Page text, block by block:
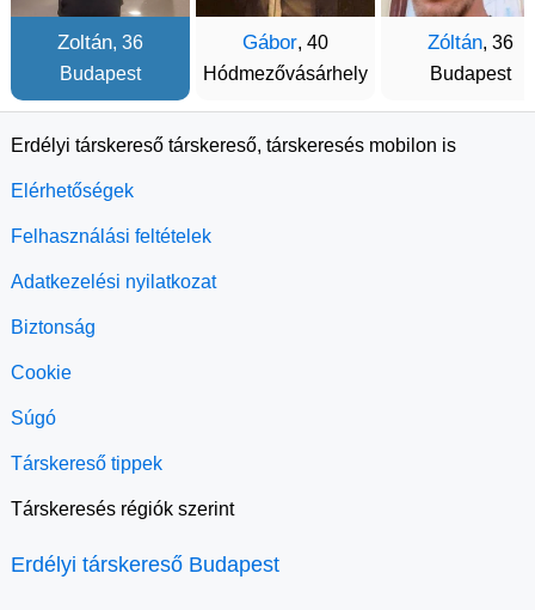
Zoltán, 36
Budapest
Gábor, 40
Hódmezővásárhely
Zóltán, 36
Budapest
Erdélyi társkereső társkereső, társkeresés mobilon is
Elérhetőségek
Felhasználási feltételek
Adatkezelési nyilatkozat
Biztonság
Cookie
Súgó
Társkereső tippek
Társkeresés régiók szerint
Erdélyi társkereső Budapest